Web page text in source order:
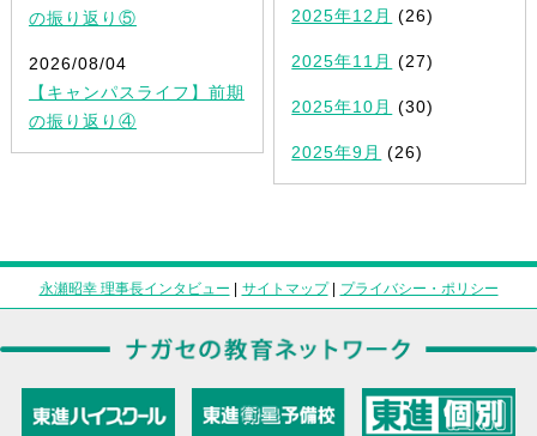
の振り返り⑤
2026/08/04
【キャンパスライフ】前期
の振り返り④
2025年12月 (26)
2025年11月 (27)
2025年10月 (30)
2025年9月 (26)
永瀬昭幸 理事長インタビュー | サイトマップ| プライバシー・ポリシー